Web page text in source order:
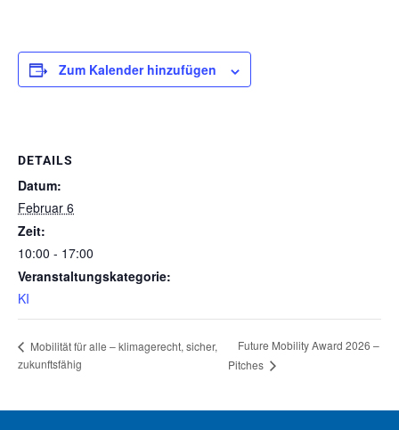
Zum Kalender hinzufügen
DETAILS
Datum:
Februar 6
Zeit:
10:00 - 17:00
Veranstaltungskategorie:
KI
Mobilität für alle – klimagerecht, sicher,
zukunftsfähig
Future Mobility Award 2026 –
Pitches